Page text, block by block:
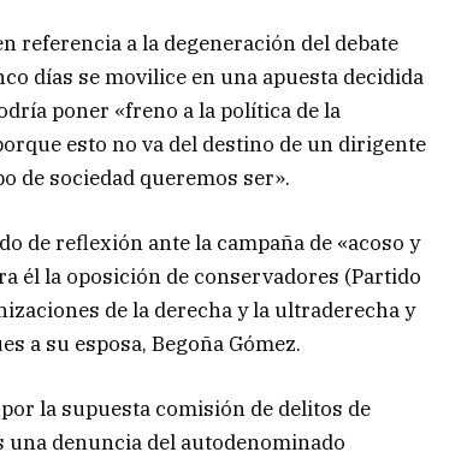
referencia a la degeneración del debate
días se movilice en una apuesta decidida
poner «freno a la política de la
esto no va del destino de un dirigente
de sociedad queremos ser».
de reflexión ante la campaña de «acoso y
él la oposición de conservadores (Partido
de la derecha y la ultraderecha y
a su esposa, Begoña Gómez.
la supuesta comisión de delitos de
denuncia del autodenominado